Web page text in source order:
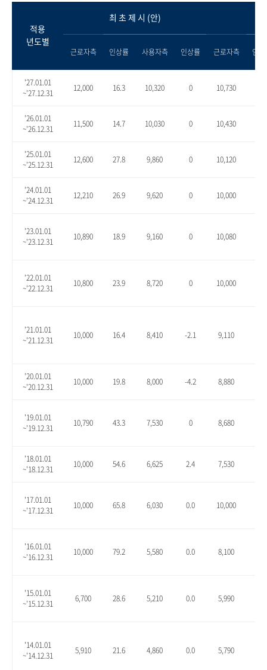
적용
년도별
최 초 제 시 (안)
근로자측 인상률 사용자측 인상률 근로자측 인
'27.01.01
~'27.12.31
12,000 16.3 10,320 0 10,730
'26.01.01
~'26.12.31
11,500 14.7 10,030 0 10,430
'25.01.01
~'25.12.31
12,600 27.8 9,860 0 10,120
'24.01.01
~'24.12.31
12,210 26.9 9,620 0 10,000
'23.01.01
~'23.12.31
10,890 18.9 9,160 0 10,080
'22.01.01
~'22.12.31
10,800 23.9 8,720 0 10,000
'21.01.01
~'21.12.31
10,000 16.4 8,410 -2.1 9,110
'20.01.01
~'20.12.31
10,000 19.8 8,000 -4.2 8,880
'19.01.01
~'19.12.31
10,790 43.3 7,530 0 8,680
'18.01.01
~'18.12.31
10,000 54.6 6,625 2.4 7,530
'17.01.01
~'17.12.31
10,000 65.8 6,030 0.0 10,000
'16.01.01
~'16.12.31
10,000 79.2 5,580 0.0 8,100
'15.01.01
~'15.12.31
6,700 28.6 5,210 0.0 5,990
'14.01.01
~'14.12.31
5,910 21.6 4,860 0.0 5,790